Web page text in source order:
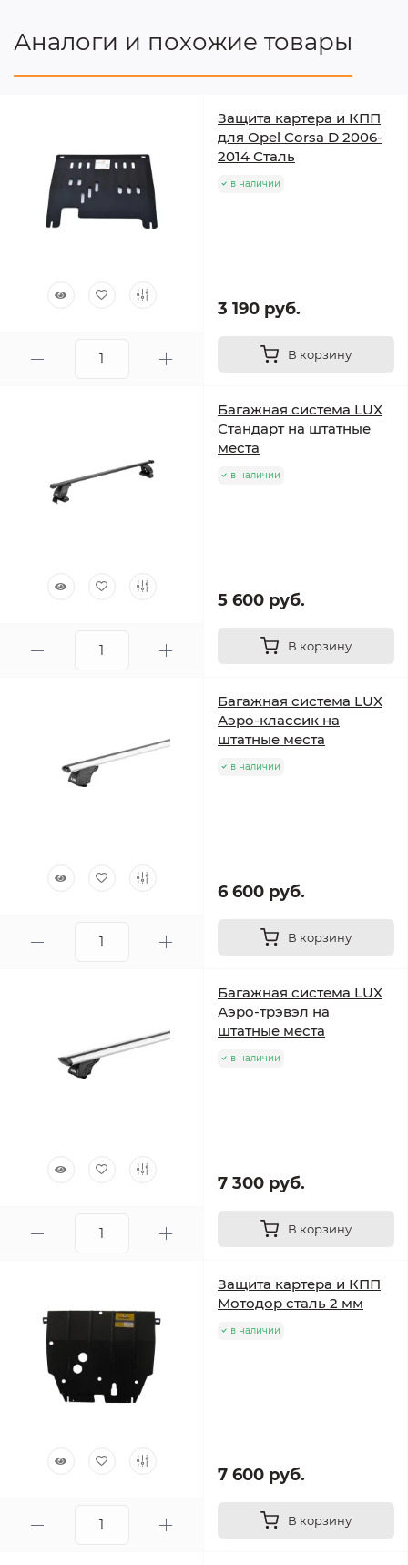
Аналоги и похожие товары
Защита картера и КПП
для Opel Corsa D 2006-
2014 Сталь
в наличии
3 190 руб.
В корзину
Багажная система LUX
Стандарт на штатные
места
в наличии
5 600 руб.
В корзину
Багажная система LUX
Аэро-классик на
штатные места
в наличии
6 600 руб.
В корзину
Багажная система LUX
Аэро-трэвэл на
штатные места
в наличии
7 300 руб.
В корзину
Защита картера и КПП
Мотодор сталь 2 мм
в наличии
7 600 руб.
В корзину